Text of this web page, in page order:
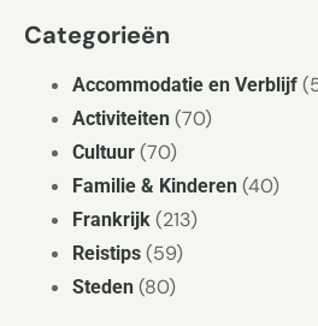
Categorieën
Accommodatie en Verblijf
Activiteiten (70)
Cultuur (70)
Familie & Kinderen (40)
Frankrijk (213)
Reistips (59)
Steden (80)